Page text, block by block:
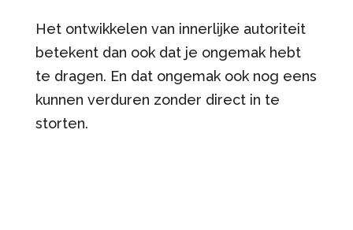
Het ontwikkelen van innerlijke autoriteit
betekent dan ook dat je ongemak hebt
te dragen. En dat ongemak ook nog eens
kunnen verduren zonder direct in te
storten.